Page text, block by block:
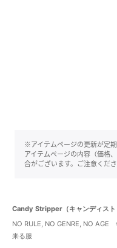
※アイテムページの更新が定
アイテムページの内容（価格
合がございます。ご注意くださ
Candy Stripper（キャンディスト
NO RULE, NO GENRE, NO AGE
来る服